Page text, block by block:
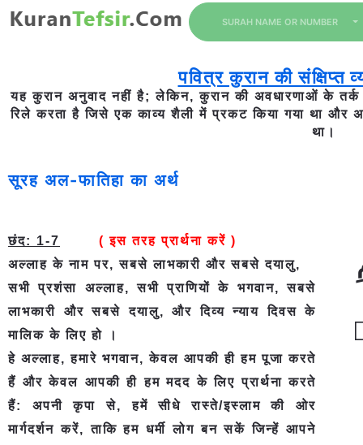
SURAH NAME OR NUMBER
पवित्र कुरान की संक्षिप्त
यह कुरान अनुवाद नहीं है; लेकिन, कुरान की अवधारणाओं के
रिले करता है जिसे एक काव्य शैली में प्रकट किया गया था और
था।
सूरह अल-फातिहा का अर्थ
छंद: 1-7
( इस तरह प्रार्थना करें )
अल्लाह के नाम पर, सबसे लाभकारी और सबसे दयालु,
सभी प्रशंसा अल्लाह, सभी प्राणियों के भगवान, सबसे
लाभकारी और सबसे दयालु, और दिव्य न्याय दिवस के
मालिक के लिए हो ।
हे अल्लाह, हमारे भगवान, केवल आपकी ही हम पूजा करते
हैं और केवल आपकी ही हम मदद के लिए प्रार्थना करते
हैं: अपनी कृपा से, हमें सीधे रास्ते/इस्लाम की ओर
मार्गदर्शन करें, ताकि हम धर्मी लोग बन सकें जिन्हें आपने